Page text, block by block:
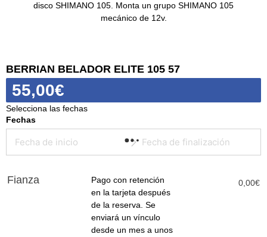
disco SHIMANO 105. Monta un grupo SHIMANO 105
mecánico de 12v.
BERRIAN BELADOR ELITE 105 57
55,00€
Selecciona las fechas
Fechas
Fianza
Pago con retención
en la tarjeta después
de la reserva. Se
enviará un vínculo
desde un mes a unos
0,00€
(required)
(required)